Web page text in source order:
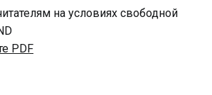
на условиях свободной
PDF